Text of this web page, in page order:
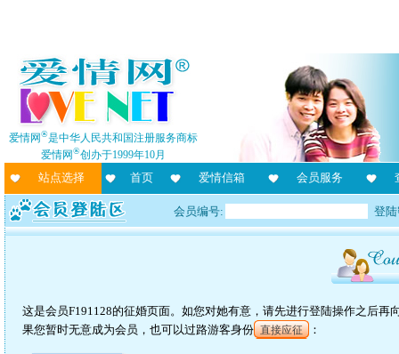
爱情网®是中华人民共和国注册服务商标
爱情网®创办于1999年10月
站点选择 首页 爱情信箱 会员服务
会员编号: 登
这是会员F191128的征婚页面。如您对她有意，请先进行登陆操作之后
果您暂时无意成为会员，也可以过路游客身份 直接应征 ：